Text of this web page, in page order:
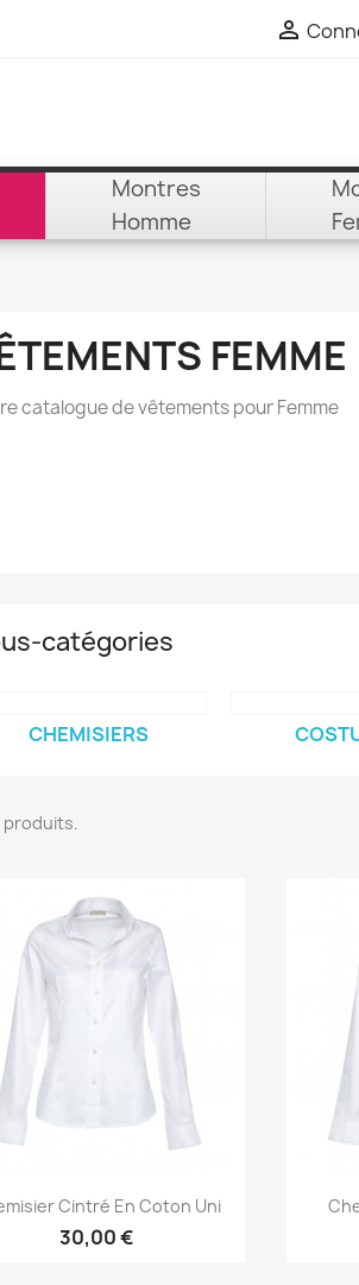

Montres
Homme
FEMME
catalogue de vêtements pour Femme
catégories
CHEMISIERS
produits.
Aperçu rapide
Cintré En Coton Uni
30,00 €